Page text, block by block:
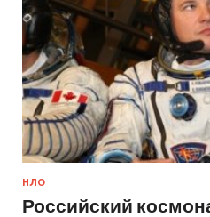
НЛО
Российский